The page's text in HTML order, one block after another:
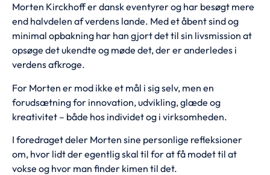
Morten Kirckhoff er dansk eventyrer og har besøgt mere
end halvdelen af verdens lande. Med et åbent sind og
minimal opbakning har han gjort det til sin livsmission at
opsøge det ukendte og møde det, der er anderledes i
verdens afkroge.
For Morten er mod ikke et mål i sig selv, men en
forudsætning for innovation, udvikling, glæde og
kreativitet – både hos individet og i virksomheden.
I foredraget deler Morten sine personlige refleksioner
om, hvor lidt der egentlig skal til for at få modet til at
vokse og hvor man finder kimen til det.